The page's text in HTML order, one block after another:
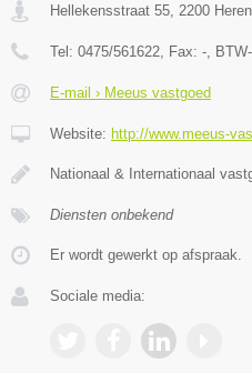
Hellekensstraat 55 2200
Tel: 0475/561622 , Fax: - ,
E-mail › Meeus vastgoed
Website: http://www.meeus-
Nationaal & Internationaal
Diensten onbekend
Er wordt gewerkt op afspraak.
Sociale media: